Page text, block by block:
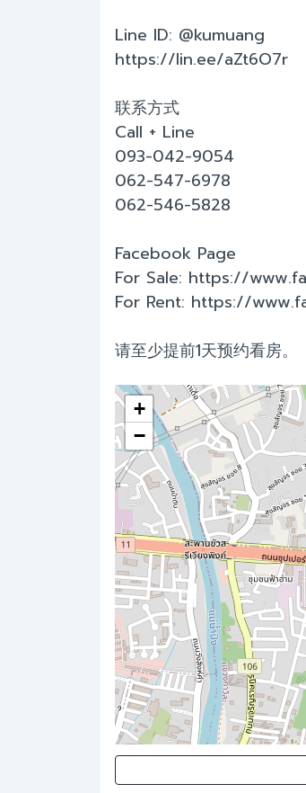
Line ID: @kumuang
https://lin.ee/aZt6O7r
联系方式
Call + Line
093-042-9054
062-547-6978
062-546-5828
Facebook Page
For Sale: https://
For Rent: https://
请至少提前1天预约看房。
+
−